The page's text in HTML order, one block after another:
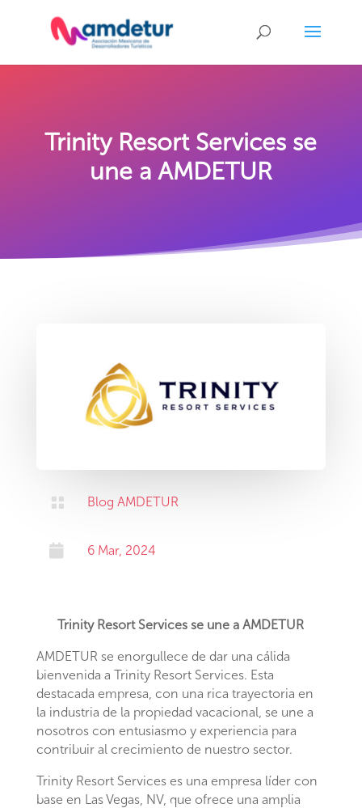
Trinity Resort Services se
une a AMDETUR
 Blog AMDETUR
 6 Mar, 2024
Trinity Resort Services se une a AMDETUR
AMDETUR se enorgullece de dar una cálida
bienvenida a Trinity Resort Services. Esta
destacada empresa, con una rica trayectoria en
la industria de la propiedad vacacional, se une a
nosotros con entusiasmo y experiencia para
contribuir al crecimiento de nuestro sector.
Trinity Resort Services es una empresa líder con
base en Las Vegas, NV, que ofrece una amplia